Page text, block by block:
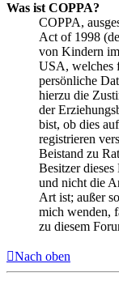
Was ist COPPA?
COPPA,
Act of 1998
von Kindern
USA, welches
persönliche
hierzu die
der
bist, ob dies
registrieren
Beistand zu
Besitzer
und nicht die
Art ist; außer
mich wenden,
zu diesem
Nach oben